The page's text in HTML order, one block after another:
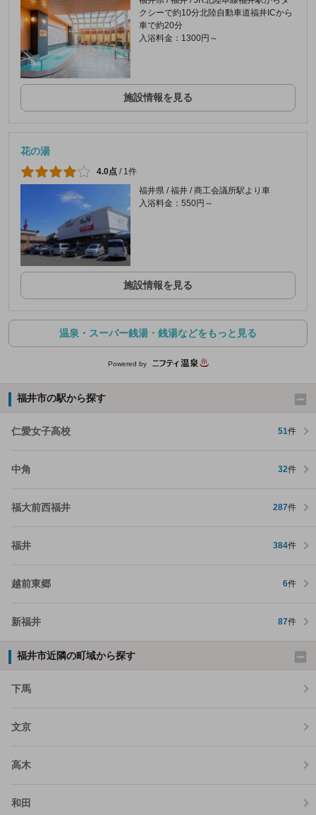
クシーで約10分北陸自動車道福井ICから
車で約20分
入浴料金：1300円～
施設情報を見る
花の湯
4.0点 / 1件
福井県 / 福井 / 商工会議所駅より車
入浴料金：550円～
施設情報を見る
温泉・スーパー銭湯・銭湯などをもっと見る
Powered by
福井市の駅から探す
仁愛女子高校 51件
中角 32件
福大前西福井 287件
福井 384件
越前東郷 6件
新福井 87件
福井市近隣の町域から探す
下馬
文京
高木
和田